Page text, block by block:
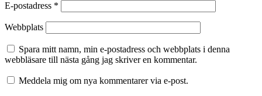
E-postadress *
Webbplats
Spara mitt namn, min e-postadress och webbplats i denna
webbläsare till nästa gång jag skriver en kommentar.
Meddela mig om nya kommentarer via e-post.